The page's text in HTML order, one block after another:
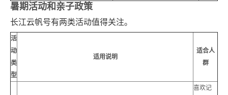
暑期活动和亲子政策
长江云帆号有两类活动值得关注。
活
动
类
型
适用说明
适合人
群
喜欢记